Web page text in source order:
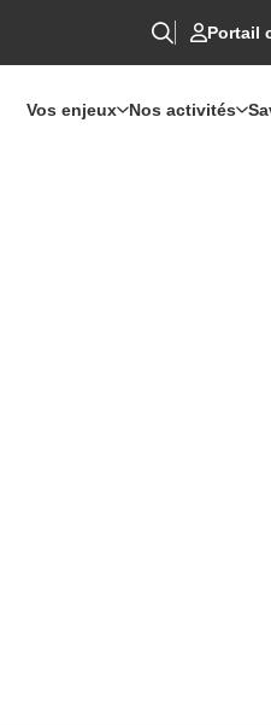
Portail
Vos enjeux Nos activités